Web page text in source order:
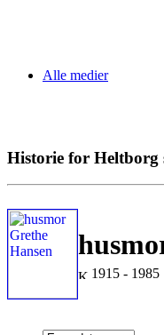
Alle medier
Historie for Heltborg
1915 -